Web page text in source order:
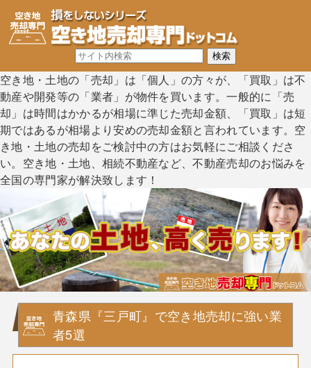
空き地・土地の「売却」は「個人」の方々が、「買取」は不
動産や開発等の「業者」が物件を買います。一般的に「売
却」は時間はかかるが相場に準じた売却金額、「買取」は短
期ではあるが相場より安めの売却金額と言われています。空
き地・土地の売却をご検討中の方はお気軽にご相談くださ
い。空き地・土地、相続不動産など、不動産売却のお悩みを
全国の専門家が解決致します！
青森県『三戸町』で空き地売却に強い業
者5選